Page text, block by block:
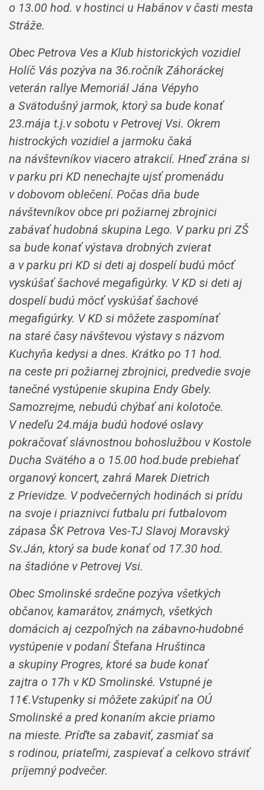
o 13.00 hod. v hostinci u Habánov v časti mesta
Stráže.
Obec Petrova Ves a Klub historických vozidiel
Holíč Vás pozýva na 36.ročník Záhoráckej
veterán rallye Memoriál Jána Vépyho
a Svätodušný jarmok, ktorý sa bude konať
23.mája t.j.v sobotu v Petrovej Vsi. Okrem
histrockých vozidiel a jarmoku čaká
na návštevníkov viacero atrakcií. Hneď zrána si
v parku pri KD nenechajte ujsť promenádu
v dobovom oblečení. Počas dňa bude
návštevníkov obce pri požiarnej zbrojnici
zabávať hudobná skupina Lego. V parku pri ZŠ
sa bude konať výstava drobných zvierat
a v parku pri KD si deti aj dospelí budú môcť
vyskúšať šachové megafigúrky. V KD si deti aj
dospelí budú môcť vyskúšať šachové
megafigúrky. V KD si môžete zaspomínať
na staré časy návštevou výstavy s názvom
Kuchyňa kedysi a dnes. Krátko po 11 hod.
na ceste pri požiarnej zbrojnici, predvedie svoje
tanečné vystúpenie skupina Endy Gbely.
Samozrejme, nebudú chýbať ani kolotoče.
V nedeľu 24.mája budú hodové oslavy
pokračovať slávnostnou bohoslužbou v Kostole
Ducha Svätého a o 15.00 hod.bude prebiehať
organový koncert, zahrá Marek Dietrich
z Prievidze. V podvečerných hodinách si prídu
na svoje i priaznivci futbalu pri futbalovom
zápasa ŠK Petrova Ves-TJ Slavoj Moravský
Sv.Ján, ktorý sa bude konať od 17.30 hod.
na štadióne v Petrovej Vsi.
Obec Smolinské srdečne pozýva všetkých
občanov, kamarátov, známych, všetkých
domácich aj cezpoľných na zábavno-hudobné
vystúpenie v podaní Štefana Hruštinca
a skupiny Progres, ktoré sa bude konať
zajtra o 17h v KD Smolinské. Vstupné je
11€.Vstupenky si môžete zakúpiť na OÚ
Smolinské a pred konaním akcie priamo
na mieste. Príďte sa zabaviť, zasmiať sa
s rodinou, priateľmi, zaspievať a celkovo stráviť
príjemný podvečer.